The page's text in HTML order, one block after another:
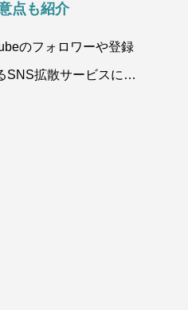
点も紹介
のフォロワーや登録
SNS拡散サービスにつ
原価や仕